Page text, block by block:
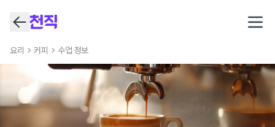
요리 커피 수업 정보